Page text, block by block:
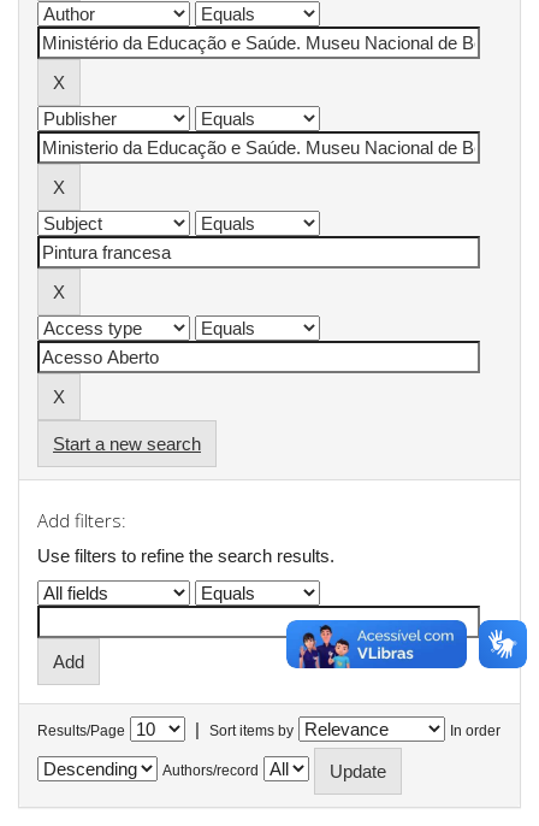
Start a new search
Add filters:
Use filters to refine the search results.
Results/Page | Sort items by In order
Authors/record